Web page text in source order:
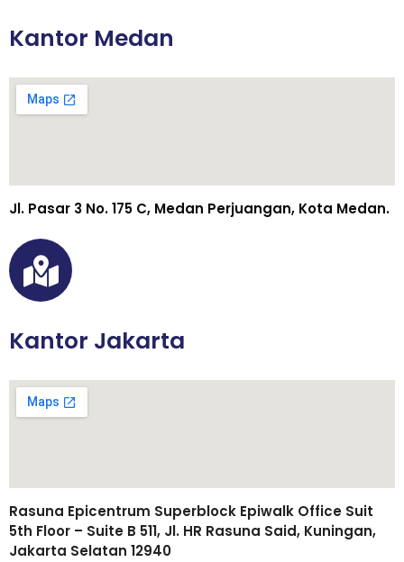
Kantor Medan
Jl. Pasar 3 No. 175 C, Medan Perjuangan, Kota Medan.
Kantor Jakarta
Rasuna Epicentrum Superblock Epiwalk Office Suit
5th Floor – Suite B 511, Jl. HR Rasuna Said, Kuningan,
Jakarta Selatan 12940